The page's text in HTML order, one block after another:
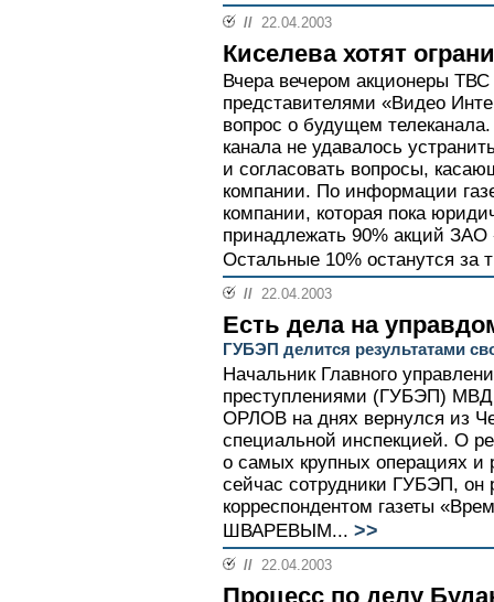
// 22.04.2003
Киселева хотят
Вчера вечером акционеры ТВС
представителями «Видео
вопрос о будущем
канала не удавалось
и согласовать вопросы,
компании. По информации
компании, которая пока
принадлежать 90% акций ЗАО
Остальные 10% останутся за
// 22.04.2003
Есть дела на
ГУБЭП делится результатами
Начальник Главного
преступлениями (ГУБЭП)
ОРЛОВ на днях вернулся из
специальной инспекцией. О
о самых крупных операциях и
сейчас сотрудники ГУБЭП, он
корреспондентом газеты
ШВАРЕВЫМ... >>
// 22.04.2003
Процесс по делу